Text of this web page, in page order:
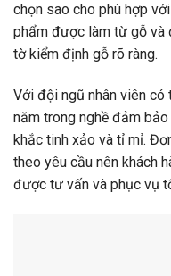
chọn sao cho phù hợp
phẩm được làm từ gỗ và
tờ kiểm định gỗ rõ ràng.
Với đội ngũ nhân viên có
năm trong nghề đảm
khắc tinh xảo và tỉ mỉ.
theo yêu cầu nên khách
được tư vấn và phục vụ